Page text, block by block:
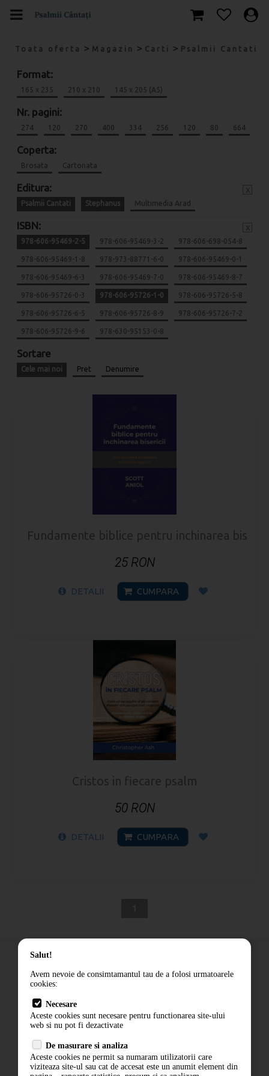
Toata oferta > Magazin > Carti > Psalmii Cantati
Format:
165 x 235 210 x 210 145 x 205 (A5)
Nr. pagini:
274 120 270 400 334 256 120 80 664
Coperta:
Brosata Cartonata
Editura:
Psalmii Cantati Stephanus Multimedia Arad
ISBN:
978-606-95469-2-5 978-606-95469-3-2 978-606-698-054-8
978-606-95469-1-8 978-973-88771-6-0 978-606-95469-0-1
978-606-95469-6-3 978-606-95469-7-0 978-606-95469-8-7
978-606-95726-0-3 978-606-95726-1-0 978-606-95726-5-8
978-606-95726-6-5 978-606-95726-8-9 978-606-95726-7-2
978-606-95726-9-6 978-630-95153-0-8
Sortare
Cele mai noi Pret Denumire
Fundamente biblice pentru inchinarea
25 RON
DETALII CUMPARA
Cristos in fiecare psalm
50 RON
DETALII CUMPARA
Cum comand
Livrare
Contact
Politica de confidentialitate
ANPC
Salut!
Avem nevoie de consimtamantul tau de a folosi urmatoarele
cookies:
Necesare
Aceste cookies sunt necesare pentru functionarea site-ului
web si nu pot fi dezactivate
De masurare si analiza
Aceste cookies ne permit sa numaram utilizatorii care
viziteaza site-ul sau cat de accesat este un anumit element din